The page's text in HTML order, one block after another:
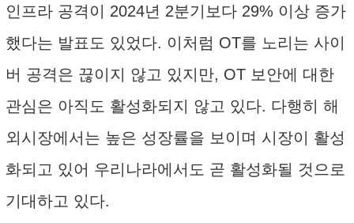
인프라 공격이 2024년 2분기보다 29% 이상 증가
했다는 발표도 있었다. 이처럼 OT를 노리는 사이
버 공격은 끊이지 않고 있지만, OT 보안에 대한
관심은 아직도 활성화되지 않고 있다. 다행히 해
외시장에서는 높은 성장률을 보이며 시장이 활성
화되고 있어 우리나라에서도 곧 활성화될 것으로
기대하고 있다.